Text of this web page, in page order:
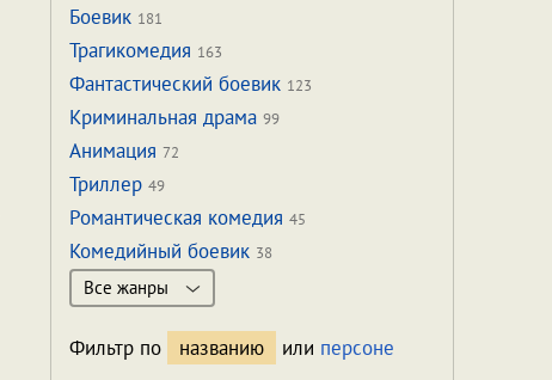
Боевик 181
Трагикомедия 163
Фантастический боевик 123
Криминальная драма 99
Анимация 72
Триллер 49
Романтическая комедия 45
Комедийный боевик 38
Все жанры
Фильтр по названию или персоне